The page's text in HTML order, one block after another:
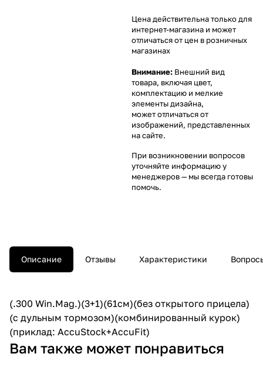
Цена действительна только для
интернет-магазина и может
отличаться от цен в розничных
магазинах
Внимание: Внешний вид
товара, включая цвет,
комплектацию и мелкие
элементы дизайна,
может отличаться от
изображений, представленных
на сайте.
При возникновении вопросов
уточняйте информацию у
менеджеров— мы всегда готовы
помочь.
Описание Отзывы Характеристики
(.300 Win.Mag.)(3+1)(61cм)(без открытого прицела)
(с дульным тормозом)(комбинированный курок)
(приклад: AccuStock+AccuFit)
Вам также может понравиться